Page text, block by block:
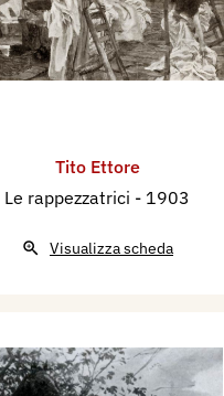
Tito Ettore
Le rappezzatrici - 1903
Visualizza scheda